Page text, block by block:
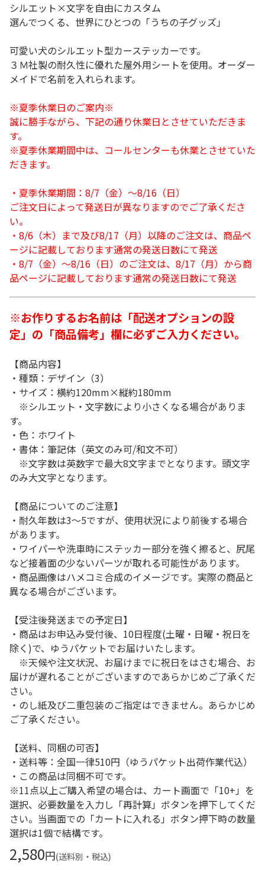
シルエット×文字を自由にカスタム
選んでつくる、世界にひとつの「うちの子グッズ」
可愛い犬のシルエット型カーステッカーです。
３Ｍ社製の耐久性に優れた屋外用シートを使用。オーダー
メイドで名前を入れられます。
※夏季休業日のご案内※
誠に勝手ながら、下記の通り休業日とさせていただきま
す。
※夏季休業期間中は、コールセンターも休業とさせていた
だきます。
・夏季休業期間：8/7（金）～8/16（日）
ご注文日によって発送日が異なりますのでご了承くださ
い。
・8/6（木）まで及び8/17（月）以降のご注文は、商品ペ
ージに記載しております通常の発送日数にて発送
・8/7（金）～8/16（日）のご注文は、8/17（月）から商
品ページに記載しております通常の発送日数にて発送
※お作りするお名前は「配送オプションの設
定」の「商品備考」欄に必ずご入力ください。
【商品内容】
・種類：デザイン（3）
・サイズ：横約120mm×縦約180mm
※シルエット・文字数により小さくなる場合がありま
す。
・色：ホワイト
・書体：筆記体（英文のみ可/和文不可）
※文字数は英数字で最大8文字までとなります。頭文字
のみ大文字となります。
【商品についてのご注意】
・耐久年数は3～5ですが、使用状況により前後する場合
があります。
・ワイパーや洗車時にステッカー部分を強く擦ると、尻尾
など接着面の少ないパーツが取れる可能性があります。
・商品画像はハメコミ合成のイメージです。実際の商品と
異なる場合がございます。
【受注後発送までの予定日】
・商品はお申込み受付後、10日程度(土曜・日曜・祝日を
除く)で、ゆうパケットでお届けいたします。
※天候や注文状況、お届けまでに祝日をはさむ場合、お
届けが遅れることがございますのであらかじめご了承くだ
さい。
・のし紙及び二重包装のご指定はできません。あらかじめ
ご了承ください。
【送料、同梱の可否】
・送料等：全国一律510円（ゆうパケット出荷作業代込）
・この商品は同梱不可です。
※11点以上ご購入希望の場合は、カート画面で「10+」を
選択、必要数量を入力し「再計算」ボタンを押下してくだ
さい。当画面での「カートに入れる」ボタン押下時の数量
選択は1個で結構です。
2,580円(送料別・税込)